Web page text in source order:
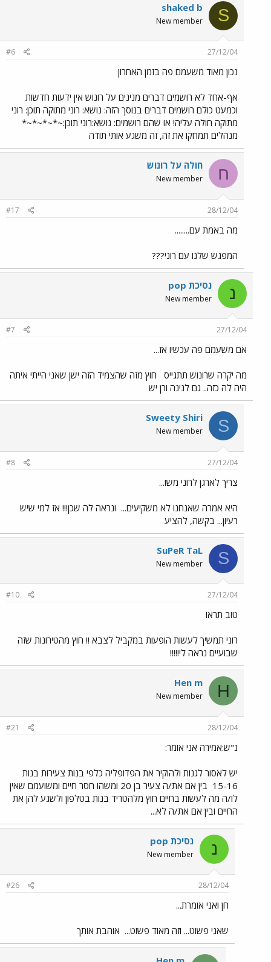
S
shaked b
New member
27/12/04
#6
נכון מאוד משעמם פה בזמן האחרון
אף-אחד לא רושמים דברים מנינים על רונוש אין ידעות חדשות
וכמעט כולם רושמים דברים בנוסך הזה: נושא: רוני מתוקה תוכן: רוני
מתוקה חולה עליה! או שהם רושמים: נושא:רוני תוכן:~*~*~*~*
מנהלים תמחקו את זה, זה משגע אותי תודה
ח חולה על רונוש
New member
28/12/04
#17
מה באמת עם........
המפגש שלנו עם רוני???
נ נסיכת pop
New member
27/12/04
#7
אם משעמם פה עכשיו אז...
מה יקרה שרונוש תתגייס
חוץ מזה שהצמיד הזה ישן שאני הייתי איתה
היה לה כזה.. גם לנינה ורן יש
S
Sweety Shiri
New member
27/12/04
#8
צריך לארגן לרוני משו...
היא אמרה שאנחנו לא משקיעים... ונראה לה שכן!!! אז למי שיש
רעיון... בקשה, להציע
S
SuPeR TaL
New member
27/12/04
#10
טוב תראו
רוני תמשיך לעשות הופעות במקביל לצבא !! חוץ מהטירונות שזה
שבועיים נראה לי!!!!!
H
Hen m
New member
28/12/04
#21
נ"ש:אמירה אני אומר:
יש לאסור לגנות ולהוקיר את הפדופליה כלפי בנות צעירות בנות
15-16
בין אם את/ה צעיר בן 20 ומשהו חסר חיים ומשועמם שאין
לו/ה מה לעשות בחיים חוץ מלהטריד בנות בטלפון ולשגע להן את
החיים ובין אם את/ה לא...
נ נסיכת pop
New member
28/12/04
#26
חן ואני אומרת...
שאני פשוט... וזה מאוד פשוט... אוהבת אותך